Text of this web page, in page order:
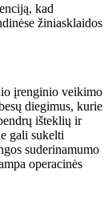
kad
žiniasklaidos
įrenginio veikimo
diegimus, kurie
išteklių ir
gali sukelti
suderinamumo
operacinės